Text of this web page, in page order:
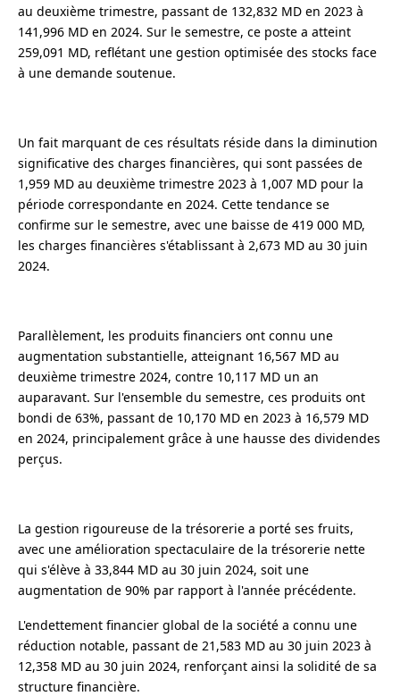
au deuxième trimestre, passant de 132,832 MD en 2023 à
141,996 MD en 2024. Sur le semestre, ce poste a atteint
259,091 MD, reflétant une gestion optimisée des stocks face
à une demande soutenue.
Un fait marquant de ces résultats réside dans la diminution
significative des charges financières, qui sont passées de
1,959 MD au deuxième trimestre 2023 à 1,007 MD pour la
période correspondante en 2024. Cette tendance se
confirme sur le semestre, avec une baisse de 419 000 MD,
les charges financières s'établissant à 2,673 MD au 30 juin
2024.
Parallèlement, les produits financiers ont connu une
augmentation substantielle, atteignant 16,567 MD au
deuxième trimestre 2024, contre 10,117 MD un an
auparavant. Sur l'ensemble du semestre, ces produits ont
bondi de 63%, passant de 10,170 MD en 2023 à 16,579 MD
en 2024, principalement grâce à une hausse des dividendes
perçus.
La gestion rigoureuse de la trésorerie a porté ses fruits,
avec une amélioration spectaculaire de la trésorerie nette
qui s'élève à 33,844 MD au 30 juin 2024, soit une
augmentation de 90% par rapport à l'année précédente.
L'endettement financier global de la société a connu une
réduction notable, passant de 21,583 MD au 30 juin 2023 à
12,358 MD au 30 juin 2024, renforçant ainsi la solidité de sa
structure financière.